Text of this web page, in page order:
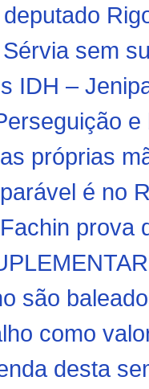
sem
IDH –
próprias
é no
prova
são
como
desta